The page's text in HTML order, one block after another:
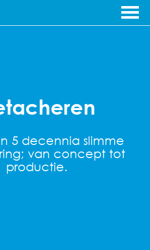
5 decennia slimme
van concept tot
productie.